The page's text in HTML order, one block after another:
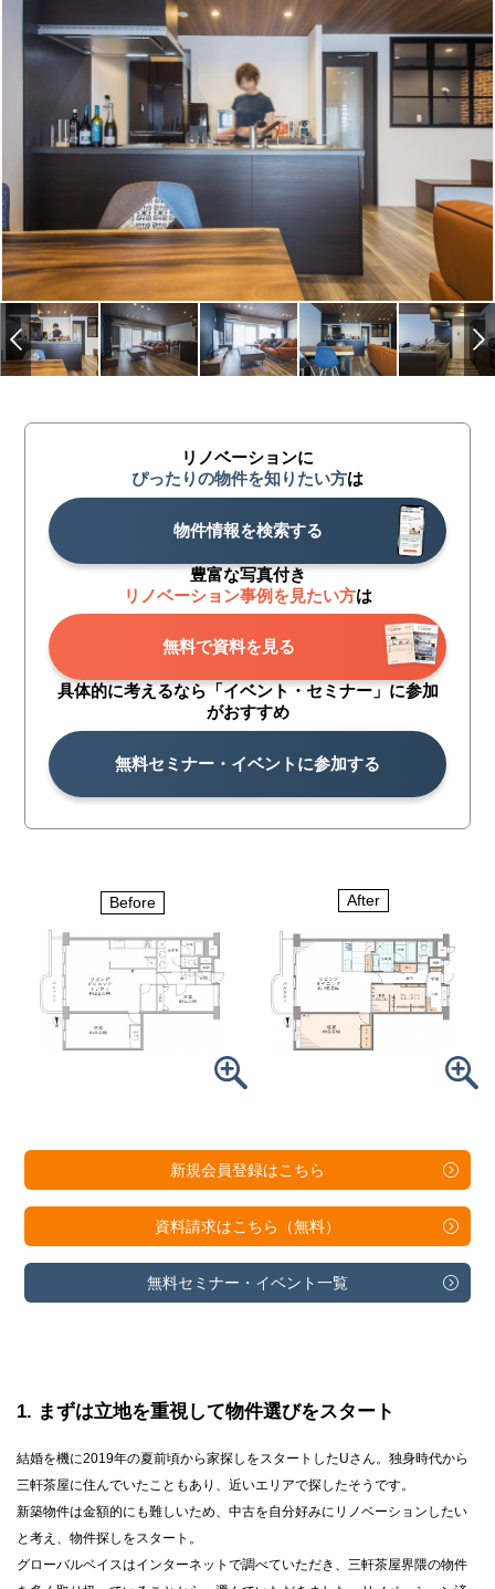
リノベーションに
ぴったりの物件を知りたい方は
物件情報を検索する
豊富な写真付き
リノベーション事例を見たい方は
無料で資料を見る
具体的に考えるなら「イベント・セミナー」に参加
がおすすめ
無料セミナー・イベントに参加する
Before After
新規会員登録はこちら
資料請求はこちら（無料）
無料セミナー・ イベント一覧
1 まずは立地を重視して物件選びをスタート
結婚を機に2019年の夏前頃から家探しをスタートしたUさん。独身時代から
三軒茶屋に住んでいたこともあり、近いエリアで探したそうです。
新築物件は金額的にも難しいため、中古を自分好みにリノベーションしたい
と考え、物件探しをスタート。
グローバルベイスはインターネットで調べていただき、三軒茶屋界隈の物件